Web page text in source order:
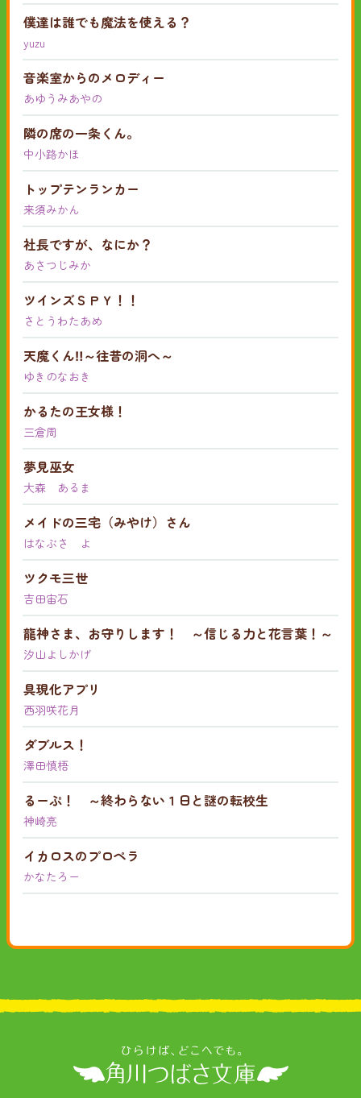
僕達は誰でも魔法を使える？
yuzu
音楽室からのメロディー
あゆうみあやの
隣の席の一条くん。
中小路かほ
トップテンランカー
来須みかん
社長ですが、なにか？
あさつじみか
ツインズＳＰＹ！！
さとうわたあめ
天魔くん‼︎～往昔の洞へ～
ゆきのなおき
かるたの王女様！
三倉周
夢見巫女
大森 あるま
メイドの三宅（みやけ）さん
はなぶさ よ
ツクモ三世
吉田宙石
龍神さま、お守りします！ ～信じる力と花言葉！～
汐山よしかげ
具現化アプリ
西羽咲花月
ダブルス！
澤田慎梧
るーぷ！ ～終わらない１日と謎の転校生
神崎亮
イカロスのプロペラ
かなたろー